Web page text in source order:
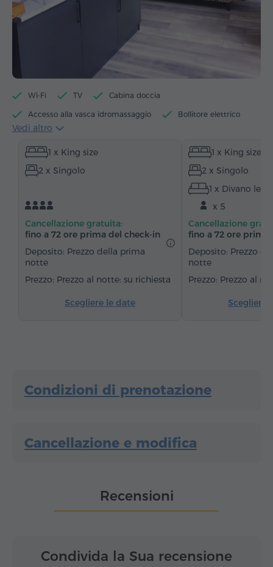
Wi-Fi TV Cabina doccia
Accesso alla vasca idromassaggio Bollitore elettrico
Articoli da toeletta
Asciugacapelli
Armadio/Guardaroba Zona pranzo
Telefono
Servizio sveglia
Pavimenti in parquet Frigorifero
Acqua in bottiglia Tè/Caffè
Vedi altro
1 x King size
2 x Singolo
Cancellazione gratuita:
fino a 72 ore prima del check‑in
Deposito: Prezzo della prima
notte
Prezzo al notte: su richiesta
Scegliere le date
1 x King size
2 x Singolo
1 x Divano letto
x 5
Cancellazione
fino a 72 ore prima
Deposito: Prezzo
notte
Prezzo al
Scegliere
Condizioni di prenotazione
Cancellazione e modifica
Recensioni
Condivida la Sua recensione